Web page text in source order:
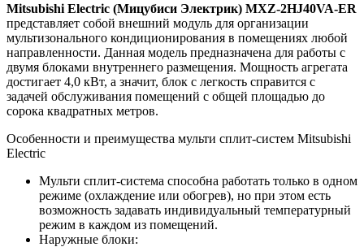
Mitsubishi Electric (Мицубиси Электрик) MXZ-2HJ40VA-ER
представляет собой внешний модуль для организации
мультизонального кондиционирования в помещениях любой
направленности. Данная модель предназначена для работы с
двумя блоками внутреннего размещения. Мощность агрегата
достигает 4,0 кВт, а значит, блок с легкость справится с
задачей обслуживания помещений с общей площадью до
сорока квадратных метров.
Особенности и преимущества мульти сплит-систем Mitsubishi
Electric
Мульти сплит-система способна работать только в одном
режиме (охлаждение или обогрев), но при этом есть
возможность задавать индивидуальный температурный
режим в каждом из помещений.
Наружные блоки: